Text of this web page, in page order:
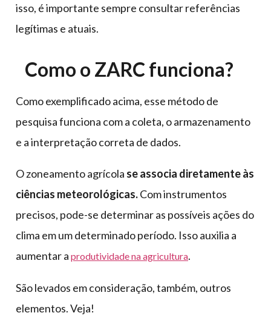
isso, é importante sempre consultar referências
legítimas e atuais.
Como o ZARC funciona?
Como exemplificado acima, esse método de
pesquisa funciona com a coleta, o armazenamento
e a interpretação correta de dados.
O zoneamento agrícola se associa diretamente às
ciências meteorológicas.Com instrumentos
precisos, pode-se determinar as possíveis ações do
clima em um determinado período. Isso auxilia a
aumentar a produtividade na agricultura.
São levados em consideração, também, outros
elementos. Veja!